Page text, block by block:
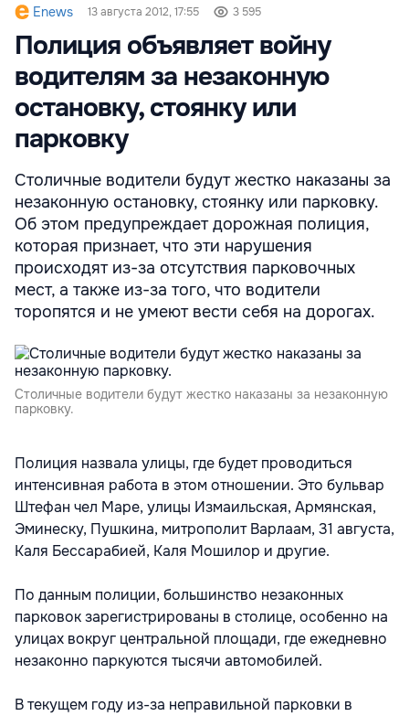
Enews 13 августа 2012, 17:55 3 595
Полиция объявляет войну
водителям за незаконную
остановку, стоянку или
парковку
Столичные водители будут жестко наказаны за
незаконную остановку, стоянку или парковку.
Об этом предупреждает дорожная полиция,
которая признает, что эти нарушения
происходят из-за отсутствия парковочных
мест, а также из-за того, что водители
торопятся и не умеют вести себя на дорогах.
Столичные водители будут жестко наказаны за незаконную
парковку.
Полиция назвала улицы, где будет проводиться
интенсивная работа в этом отношении. Это бульвар
Штефан чел Маре, улицы Измаильская, Армянская,
Эминеску, Пушкина, митрополит Варлаам, 31 августа,
Каля Бессарабией, Каля Мошилор и другие.
По данным полиции, большинство незаконных
парковок зарегистрированы в столице, особенно на
улицах вокруг центральной площади, где ежедневно
незаконно паркуются тысячи автомобилей.
В текущем году из-за неправильной парковки в